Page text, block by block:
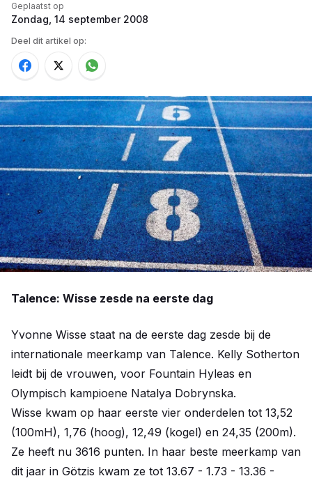
Geplaatst op
Zondag, 14 september 2008
Deel dit artikel op:
Talence: Wisse zesde na eerste dag
Yvonne Wisse staat na de eerste dag zesde bij de
internationale meerkamp van Talence. Kelly Sotherton
leidt bij de vrouwen, voor Fountain Hyleas en
Olympisch kampioene Natalya Dobrynska.
Wisse kwam op haar eerste vier onderdelen tot 13,52
(100mH), 1,76 (hoog), 12,49 (kogel) en 24,35 (200m).
Ze heeft nu 3616 punten. In haar beste meerkamp van
dit jaar in Götzis kwam ze tot 13.67 - 1.73 - 13.36 -